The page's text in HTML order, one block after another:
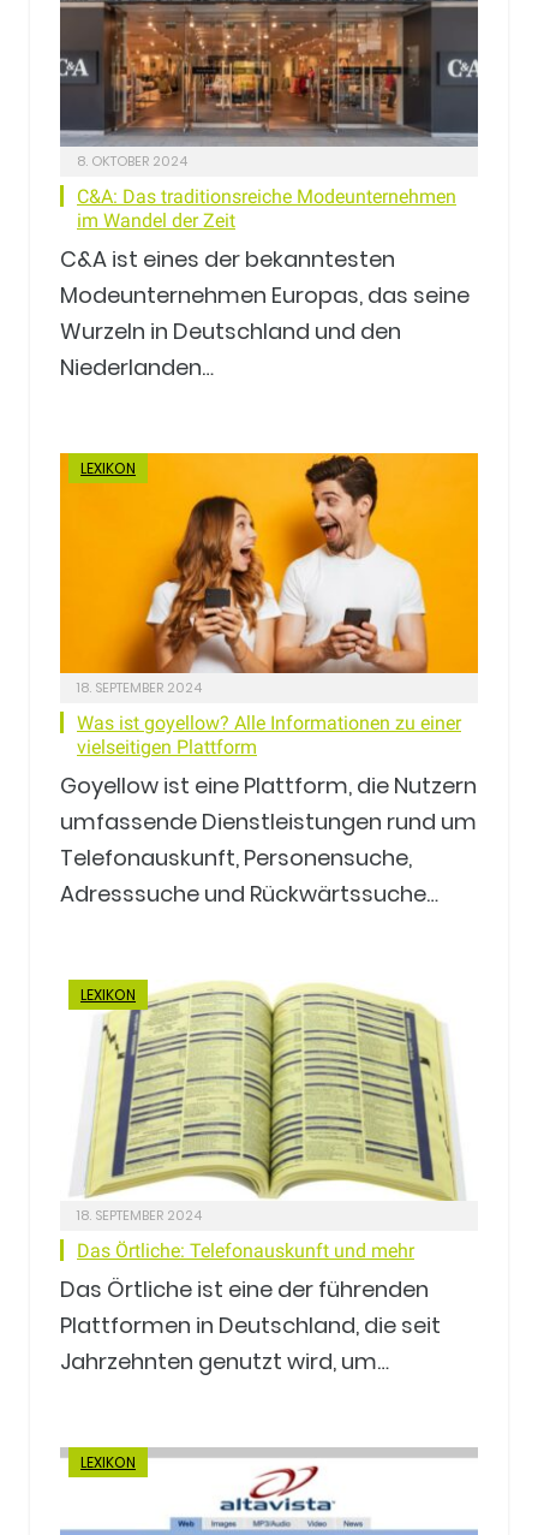
8. OKTOBER 2024
C&A: Das traditionsreiche Modeunternehmen
im Wandel der Zeit
C&A ist eines der bekanntesten
Modeunternehmen Europas, das seine
Wurzeln in Deutschland und den
Niederlanden…
LEXIKON
18. SEPTEMBER 2024
Was ist goyellow? Alle Informationen zu einer
vielseitigen Plattform
Goyellow ist eine Plattform, die Nutzern
umfassende Dienstleistungen rund um
Telefonauskunft, Personensuche,
Adresssuche und Rückwärtssuche…
LEXIKON
18. SEPTEMBER 2024
Das Örtliche: Telefonauskunft und mehr
Das Örtliche ist eine der führenden
Plattformen in Deutschland, die seit
Jahrzehnten genutzt wird, um…
LEXIKON